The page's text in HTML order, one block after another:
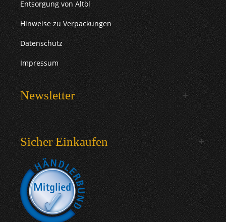
Entsorgung von Altöl
Hinweise zu Verpackungen
Datenschutz
Impressum
Newsletter
Sicher Einkaufen